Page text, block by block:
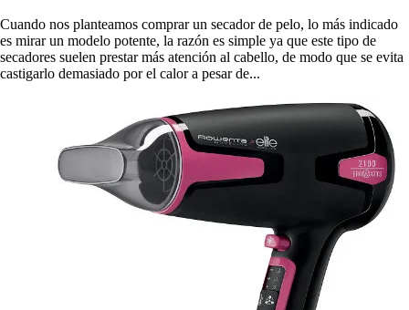
Cuando nos planteamos comprar un secador de pelo, lo más indicado
es mirar un modelo potente, la razón es simple ya que este tipo de
secadores suelen prestar más atención al cabello, de modo que se evita
castigarlo demasiado por el calor a pesar de...